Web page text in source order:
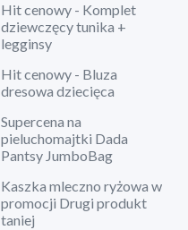
Hit cenowy - Komplet
dziewczęcy tunika +
legginsy
Hit cenowy - Bluza
dresowa dziecięca
Supercena na
pieluchomajtki Dada
Pantsy JumboBag
Kaszka mleczno ryżowa w
promocji Drugi produkt
taniej